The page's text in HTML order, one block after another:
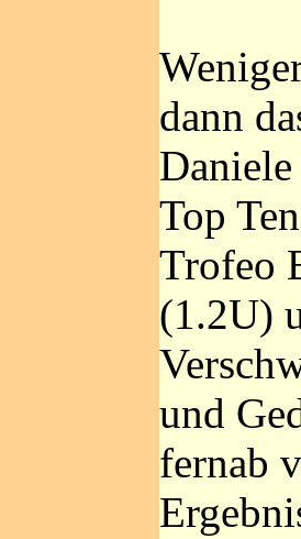
dann
Top
Trofeo
(1.2U)
und
fernab